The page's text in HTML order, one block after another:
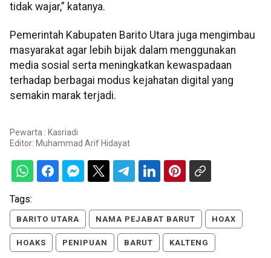
tidak wajar,” katanya.
Pemerintah Kabupaten Barito Utara juga mengimbau
masyarakat agar lebih bijak dalam menggunakan
media sosial serta meningkatkan kewaspadaan
terhadap berbagai modus kejahatan digital yang
semakin marak terjadi.
Pewarta : Kasriadi
Editor: Muhammad Arif Hidayat
Tags:
BARITO UTARA NAMA PEJABAT BARUT HOAX
HOAKS PENIPUAN BARUT KALTENG